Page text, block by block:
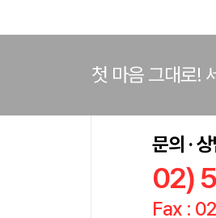
첫 마음 그대로!
문의 ·
02)
Fax :